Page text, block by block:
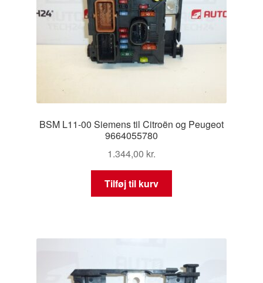
BSM L11-00 Siemens til Citroën og Peugeot
9664055780
1.344,00 kr.
Tilføj til kurv